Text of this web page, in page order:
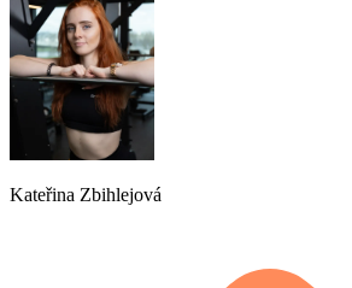
Kateřina Zbihlejová